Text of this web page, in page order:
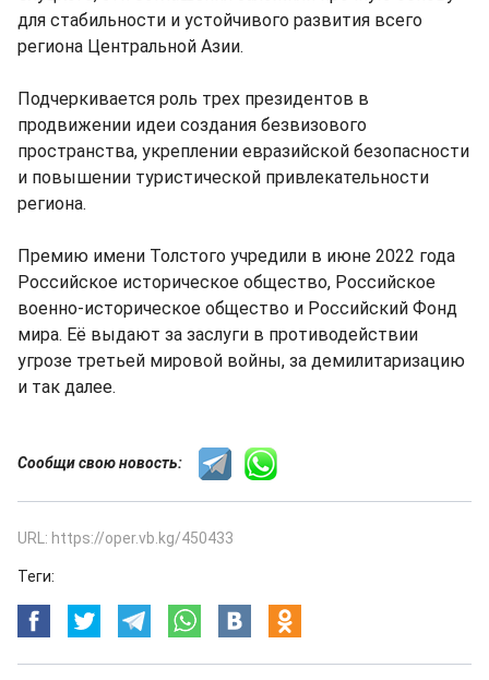
для стабильности и устойчивого развития всего
региона Центральной Азии.
Подчеркивается роль трех президентов в
продвижении идеи создания безвизового
пространства, укреплении евразийской безопасности
и повышении туристической привлекательности
региона.
Премию имени Толстого учредили в июне 2022 года
Российское историческое общество, Российское
военно-историческое общество и Российский Фонд
мира. Её выдают за заслуги в противодействии
угрозе третьей мировой войны, за демилитаризацию
и так далее.
Сообщи свою новость:
URL: https://oper.vb.kg/450433
Теги: